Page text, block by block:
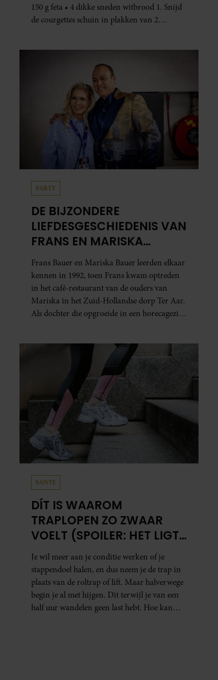
150 g feta • 4 dikke sneden witbrood 1. Snijd
de courgettes schuin in plakken van 2
PARTY
DE BIJZONDERE
LIEFDESGESCHIEDENIS VAN
FRANS EN MARISKA
BAUER: OOK IN BED
ELKAARS EERSTE
Frans Bauer en Mariska Bauer leerden elkaar
kennen in 1992, toen Frans kwam optreden
in het café-restaurant van de ouders van
Mariska in het Zuid-Hollandse dorp Ter Aar.
Als dochter die opgroeide in een horecagezin
SANTE
DÍT IS WAAROM
TRAPLOPEN ZO ZWAAR
VOELT (SPOILER: HET LIGT
NIET AAN JE CONDITIE)
Je wil meer aan je conditie werken of je
stappendoel halen, en dus neem je de trap in
plaats van de roltrap of lift. Maar halverwege
begin je al met hijgen. Dit terwijl je van een
half uur wandelen geen last hebt. Hoe kan